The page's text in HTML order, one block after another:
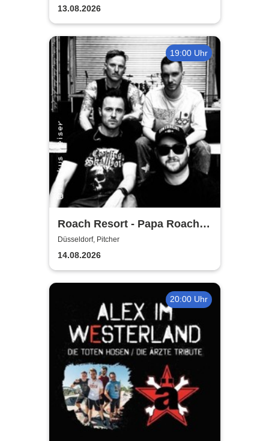
13.08.2026
19:00 Uhr
Roach Resort - Papa Roach
Tribute
Düsseldorf, Pitcher
14.08.2026
20:00 Uhr